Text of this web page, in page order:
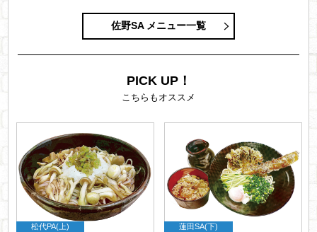
佐野SA メニュー一覧
PICK UP！
こちらもオススメ
松代PA(上) 蓮田SA(下)